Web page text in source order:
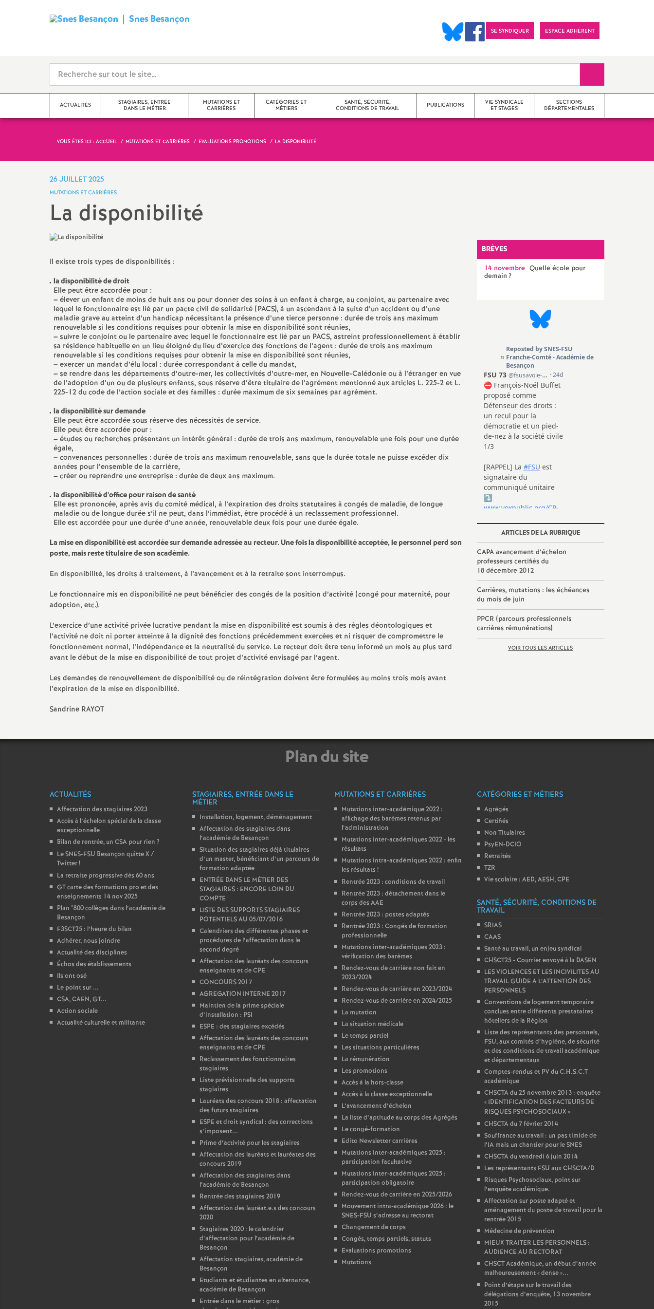
Snes Besançon
d
i
c
t
N
i
o
n
a
l
d
e
s
E
n
s
e
i
g
n
e
n
s
d
e
S
o
n
d
d
e
g
r
é
O
r
l
n
s
SE SYNDIQUER ESPACE ADHÉRENT
ACTUALITÉS
Actualité des disciplines
Échos des établissements
Action sociale
Actualité culturelle et
militante
STAGIAIRES, ENTRÉE
DANS LE MÉTIER
MUTATIONS ET
CARRIÈRES
Evaluations promotions
CATÉGORIES ET
MÉTIERS
Vie scolaire : AED, AESH, CPE
SANTÉ, SÉCURITÉ,
CONDITIONS DE TRAVAIL
PUBLICATIONS
VIE SYNDICALE
ET STAGES
élections internes
Elections professionnelles
SECTIONS
DÉPARTEMENTALES
VOUS ÊTES ICI : ACCUEIL MUTATIONS ET CARRIÈRES EVALUATIONS PROMOTIONS LA DISPONIBILITÉ
26 JUILLET 2025
MUTATIONS ET CARRIÈRES
La disponibilité
Il existe trois types de disponibilités :
la disponibilité de droit
Elle peut être accordée pour :
–élever un enfant de moins de huit ans ou pour donner des soins à un enfant à charge, au conjoint, au partenaire avec
lequel le fonctionnaire est lié par un pacte civil de solidarité (PACS), à un ascendant à la suite d’un accident ou d’une
maladie grave au atteint d’un handicap nécessitant la présence d’une tierce personne : durée de trois ans maximum
renouvelable si les conditions requises pour obtenir la mise en disponibilité sont réunies,
–suivre le conjoint ou le partenaire avec lequel le fonctionnaire est lié par un PACS, astreint professionnellement à établir
sa résidence habituelle en un lieu éloigné du lieu d’exercice des fonctions de l’agent : durée de trois ans maximum
renouvelable si les conditions requises pour obtenir la mise en disponibilité sont réunies,
–exercer un mandat d’élu local : durée correspondant à celle du mandat,
–se rendre dans les départements d’outre-mer, les collectivités d’outre-mer, en Nouvelle-Calédonie ou à l’étranger en vue
de l’adoption d’un ou de plusieurs enfants, sous réserve d’être titulaire de l’agrément mentionné aux articles L. 225-2 et L.
225-12 du code de l’action sociale et des familles : durée maximum de six semaines par agrément.
la disponibilité sur demande
Elle peut être accordée sous réserve des nécessités de service.
Elle peut être accordée pour :
–études ou recherches présentant un intérêt général : durée de trois ans maximum, renouvelable une fois pour une durée
égale,
–convenances personnelles : durée de trois ans maximum renouvelable, sans que la durée totale ne puisse excéder dix
années pour l’ensemble de la carrière,
–créer ou reprendre une entreprise : durée de deux ans maximum.
la disponibilité d’office pour raison de santé
Elle est prononcée, après avis du comité médical, à l’expiration des droits statutaires à congés de maladie, de longue
maladie ou de longue durée s’il ne peut, dans l’immédiat, être procédé à un reclassement professionnel.
Elle est accordée pour une durée d’une année, renouvelable deux fois pour une durée égale.
La mise en disponibilité est accordée sur demande adressée au recteur. Une fois la disponibilité acceptée, le personnel perd son
poste, mais reste titulaire de son académie.
En disponibilité, les droits à traitement, à l’avancement et à la retraite sont interrompus.
Le fonctionnaire mis en disponibilité ne peut bénéficier des congés de la position d’activité (congé pour maternité, pour
adoption, etc.).
L’exercice d’une activité privée lucrative pendant la mise en disponibilité est soumis à des règles déontologiques et
l’activité ne doit ni porter atteinte à la dignité des fonctions précédemment exercées et ni risquer de compromettre le
fonctionnement normal, l’indépendance et la neutralité du service. Le recteur doit être tenu informé un mois au plus tard
avant le début de la mise en disponibilité de tout projet d’activité envisagé par l’agent.
Les demandes de renouvellement de disponibilité ou de réintégration doivent être formulées au moins trois mois avant
l’expiration de la mise en disponibilité.
Sandrine RAYOT
BRÈVES
14 novembre Quelle école pour
demain ?
ARTICLES DE LA RUBRIQUE
CAPA avancement d’échelon
professeurs certifiés du
18 décembre 2012
Carrières, mutations : les échéances
du mois de juin
PPCR (parcours professionnels
carrières rémunérations)
VOIR TOUS LES ARTICLES
Plan du site
ACTUALITÉS
Affectation des stagiaires 2023
Accès à l’échelon spécial de la classe
exceptionnelle
Bilan de rentrée, un CSA pour rien ?
Le SNES-FSU Besançon quitte X /
Twitter!
La retraite progressive dès 60 ans
GT carte des formations pro et des
enseignements 14 nov 2025
Plan "800 collèges dans l’académie de
Besançon
F3SCT25 : l’heure du bilan
Adhérer, nous joindre
Actualité des disciplines
Échos des établissements
Ils ont osé
Le point sur ...
CSA, CAEN, GT...
Action sociale
Actualité culturelle et militante
STAGIAIRES, ENTRÉE DANS LE
MÉTIER
Installation, logement, déménagement
Affectation des stagiaires dans
l’académie de Besançon
Situation des stagiaires déjà titulaires
d’un master, bénéficiant d’un parcours de
formation adaptée
ENTRÉE DANS LE MÉTIER DES
STAGIAIRES : ENCORE LOIN DU
COMPTE
LISTE DES SUPPORTS STAGIAIRES
POTENTIELS AU 05/07/2016
Calendriers des différentes phases et
procédures de l’affectation dans le
second degré
Affectation des lauréats des concours
enseignants et de CPE
CONCOURS 2017
AGREGATION INTERNE 2017
Maintien de la prime spéciale
d’installation : PSI
ESPE : des stagiaires excédés
Affectation des lauréats des concours
enseignants et de CPE
Reclassement des fonctionnaires
stagiaires
Liste prévisionnelle des supports
stagiaires
Lauréats des concours 2018 : affectation
des futurs stagiaires
ESPE et droit syndical : des corrections
s’imposent...
Prime d’activité pour les stagiaires
Affectation des lauréats et lauréates des
concours 2019
Affectation des stagiaires dans
l’académie de Besançon
Rentrée des stagiaires 2019
Affectation des lauréat.e.s des concours
2020
Stagiaires 2020 : le calendrier
d’affectation pour l’académie de
Besançon
Affectation stagiaires, académie de
Besançon
Etudiants et étudiantes en alternance,
académie de Besançon
Entrée dans le métier : gros
MUTATIONS ET CARRIÈRES
Mutations inter-académique 2022 :
affichage des barèmes retenus par
l’administration
Mutations inter-académiques 2022 - les
résultats
Mutations intra-académiques 2022 : enfin
les résultats !
Rentrée 2023 : conditions de travail
Rentrée 2023 : détachement dans le
corps des AAE
Rentrée 2023 : postes adaptés
Rentrée 2023 : Congés de formation
professionnelle
Mutations inter-académiques 2023 :
vérification des barèmes
Rendez-vous de carrière non fait en
2023/2024
Rendez-vous de carrière en 2023/2024
Rendez-vous de carrière en 2024/2025
La mutation
La situation médicale
Le temps partiel
Les situations particulières
La rémunération
Les promotions
Accès à la hors-classe
Accès à la classe exceptionnelle
L’avancement d’échelon
La liste d’aptitude au corps des Agrégés
Le congé-formation
Edito Newsletter carrières
Mutations inter-académiques 2025 :
participation facultative
Mutations inter-académiques 2025 :
participation obligatoire
Rendez-vous de carrière en 2025/2026
Mouvement intra-académique 2026 : le
SNES-FSU s’adresse au rectorat
Changement de corps
Congés, temps partiels, statuts
Evaluations promotions
Mutations
CATÉGORIES ET MÉTIERS
Agrégés
Certifiés
Non Titulaires
PsyEN-DCIO
Retraités
TZR
Vie scolaire : AED, AESH, CPE
SANTÉ, SÉCURITÉ, CONDITIONS DE
TRAVAIL
SRIAS
CAAS
Santé au travail, un enjeu syndical
CHSCT25 - Courrier envoyé à la DASEN
LES VIOLENCES ET LES INCIVILITES AU
TRAVAIL GUIDE A L’ATTENTION DES
PERSONNELS
Conventions de logement temporaire
conclues entre différents prestataires
hôteliers de la Région
Liste des représentants des personnels,
FSU, aux comités d’hygiène, de sécurité
et des conditions de travail académique
et départementaux
Comptes-rendus et PV du C.H.S.C.T
académique
CHSCTA du 25 novembre 2013 : enquête
« IDENTIFICATION DES FACTEURS DE
RISQUES PSYCHOSOCIAUX »
CHSCTA du 7 février 2014
Souffrance au travail : un pas timide de
l’IA mais un chantier pour le SNES
CHSCTA du vendredi 6 juin 2014
Les représentants FSU aux CHSCTA/D
Risques Psychosociaux, point sur
l’enquête académique.
Affectation sur poste adapté et
aménagement du poste de travail pour la
rentrée 2015
Médecine de prévention
MIEUX TRAITER LES PERSONNELS :
AUDIENCE AU RECTORAT
CHSCT Académique, un début d’année
malheureusement «dense»...
Point d’étape sur le travail des
délégations d’enquête, 13 novembre
2015